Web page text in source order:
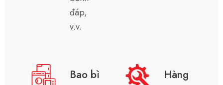
đáp,
v.v.
Bao bì
Hàng